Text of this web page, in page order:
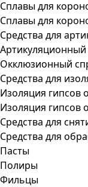
Сплавы для
Сплавы для
Средства для
Артикуляционный
Окклюзионный
Средства для
Изоляция гипсов
Изоляция гипсов
Средства для
Средства для
Пасты
Полиры
Фильцы